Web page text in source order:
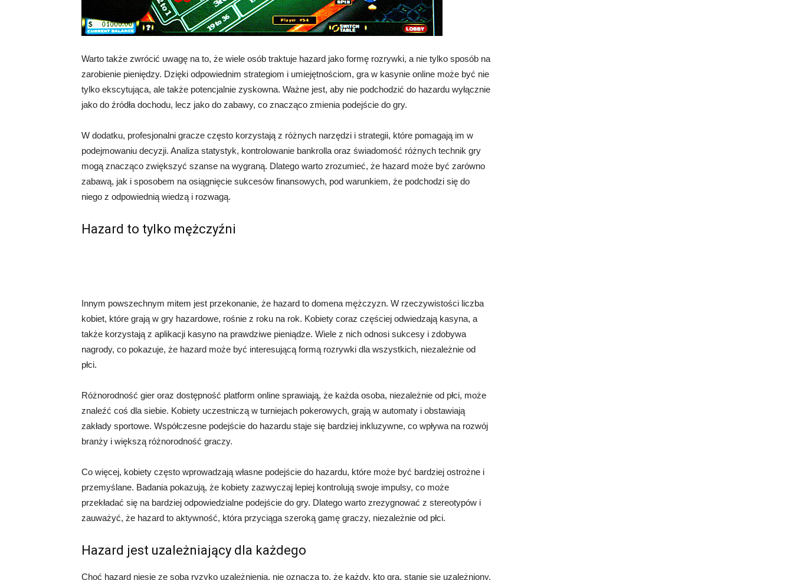
Warto także zwrócić uwagę na to, że wiele osób traktuje hazard jako formę rozrywki, a nie tylko sposób na
zarobienie pieniędzy. Dzięki odpowiednim strategiom i umiejętnościom, gra w kasynie online może być nie
tylko ekscytująca, ale także potencjalnie zyskowna. Ważne jest, aby nie podchodzić do hazardu wyłącznie
jako do źródła dochodu, lecz jako do zabawy, co znacząco zmienia podejście do gry.
W dodatku, profesjonalni gracze często korzystają z różnych narzędzi i strategii, które pomagają im w
podejmowaniu decyzji. Analiza statystyk, kontrolowanie bankrolla oraz świadomość różnych technik gry
mogą znacząco zwiększyć szanse na wygraną. Dlatego warto zrozumieć, że hazard może być zarówno
zabawą, jak i sposobem na osiągnięcie sukcesów finansowych, pod warunkiem, że podchodzi się do
niego z odpowiednią wiedzą i rozwagą.
Hazard to tylko mężczyźni
Innym powszechnym mitem jest przekonanie, że hazard to domena mężczyzn. W rzeczywistości liczba
kobiet, które grają w gry hazardowe, rośnie z roku na rok. Kobiety coraz częściej odwiedzają kasyna, a
także korzystają z aplikacji kasyno na prawdziwe pieniądze. Wiele z nich odnosi sukcesy i zdobywa
nagrody, co pokazuje, że hazard może być interesującą formą rozrywki dla wszystkich, niezależnie od
płci.
Różnorodność gier oraz dostępność platform online sprawiają, że każda osoba, niezależnie od płci, może
znaleźć coś dla siebie. Kobiety uczestniczą w turniejach pokerowych, grają w automaty i obstawiają
zakłady sportowe. Współczesne podejście do hazardu staje się bardziej inkluzywne, co wpływa na rozwój
branży i większą różnorodność graczy.
Co więcej, kobiety często wprowadzają własne podejście do hazardu, które może być bardziej ostrożne i
przemyślane. Badania pokazują, że kobiety zazwyczaj lepiej kontrolują swoje impulsy, co może
przekładać się na bardziej odpowiedzialne podejście do gry. Dlatego warto zrezygnować z stereotypów i
zauważyć, że hazard to aktywność, która przyciąga szeroką gamę graczy, niezależnie od płci.
Hazard jest uzależniający dla każdego
Choć hazard niesie ze sobą ryzyko uzależnienia, nie oznacza to, że każdy, kto gra, stanie się uzależniony.